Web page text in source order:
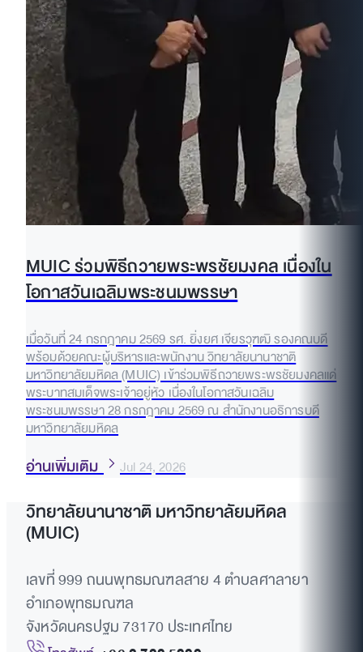
MUIC ร่วมพิธีถวายพระพรชัยมงคล เนื่องใน
โอกาสวันเฉลิมพระชนมพรรษา
เมื่อวันที่ 24 กรกฎาคม 2569 รศ. ยิ่งยศ เจียรวุฑฒิ รองคณบดี
พร้อมด้วยคณะผู้บริหารและพนักงาน วิทยาลัยนานาชาติ
มหาวิทยาลัยมหิดล (MUIC) เข้าร่วมพิธีถวายพระพรชัยมงคลแด่
พระบาทสมเด็จพระเจ้าอยู่หัว เนื่องในโอกาสวันเฉลิม
พระชนมพรรษา 28 กรกฎาคม 2569 ณ สำนักงานอธิการบดี
มหาวิทยาลัยมหิดล
อ่านเพิ่มเติม Jul 24, 2026
วิทยาลัยนานาชาติ มหาวิทยาลัยมหิดล
(MUIC)
เลขที่ 999 ถนนพุทธมณฑลสาย 4 ตำบลศาลายา
อำเภอพุทธมณฑล
จังหวัดนครปฐม 73170 ประเทศไทย